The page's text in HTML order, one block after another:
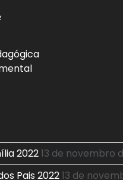
202213 de novembro
Pais 202213 de